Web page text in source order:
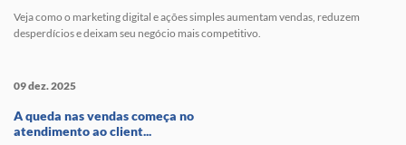
Veja como o marketing digital e ações simples aumentam vendas, reduzem
desperdícios e deixam seu negócio mais competitivo.
09 dez. 2025
A queda nas vendas começa no
atendimento ao client...